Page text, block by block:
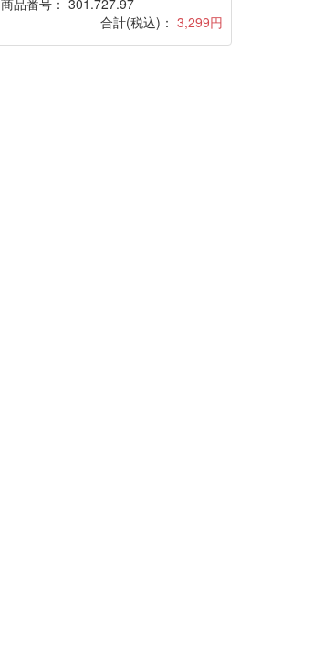
合計(税込)： 3,299円